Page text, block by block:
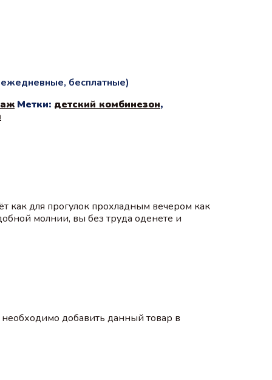
бесплатные)
Метки: детский комбинезон,
как для прогулок прохладным вечером как
молнии, вы без труда оденете и
добавить данный товар в